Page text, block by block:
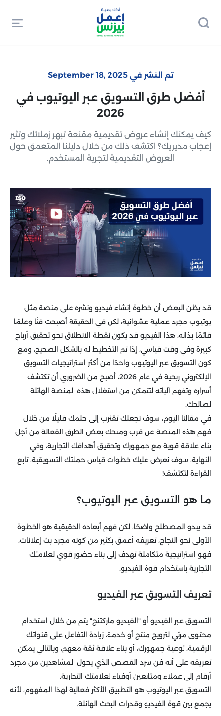
تم النشر في September 18, 2025
أفضل طرق التسويق عبر اليوتيوب في
2026
كيف يمكنك إنشاء عروض تقديمية مقنعة تبهر زملائك وتثير
إعجاب مديريك؟ اكتشف ذلك من خلال دليلنا المتعمق حول
العروض التقديمية لتجربة المستخدم.
قد يظن البعض أن خطوة إنشاء فيديو ونشره على منصة مثل
يوتيوب مجرد عملية عشوائية، لكن في الحقيقة أصبحت فنًا وعلمًا
قائمًا بذاته، هذا الفيديو قد يكون نقطة الانطلاق نحو تحقيق أرباح
كبيرة وفي وقت قياسي، إذا تم التخطيط له بالشكل الصحيح، ومع
كون التسويق عبر اليوتيوب واحدًا من أكثر استراتيجيات التسويق
الإلكتروني ربحية في عام 2026، أصبح من الضروري أن تكتشف
أسراره وتفهم آلياته لتتمكن من استغلال هذه المنصة الهائلة
لصالحك.
في مقالنا اليوم، سوف نجعلك تقترب إلى حلمك قليلًا من خلال
فهم هذه المنصة عن قرب ومنحك بعض الطرق الفعالة من أجل
بناء علاقة قوية مع جمهورك وتحقيق أهدافك التجارية، وفي
النهاية، سوف نعرض عليك خطوات قياس حملتك التسويقية، تابع
القراءة لتكتشف!
ما هو التسويق عبر اليوتيوب؟
قد يبدو المصطلح واضحًا، لكن فهم أبعاده الحقيقية هو الخطوة
الأولى نحو النجاح، تعريفه أعمق بكثير من كونه مجرد بث إعلانات،
فهو استراتيجية متكاملة تهدف إلى بناء حضور قوي لعلامتك
التجارية باستخدام قوة الفيديو.
تعريف التسويق عبر الفيديو
التسويق عبر الفيديو أو "الفيديو ماركتنج" يتم من خلال استخدام
محتوى مرئي لترويج منتج أو خدمة، زيادة التفاعل على قنواتك
الرقمية، توعية جمهورك، أو بناء علاقة ثقة معهم، وبالتالي يمكن
تعريفه على أنه فن سرد القصص الذي يحول المشاهدين من مجرد
أرقام إلى عملاء ومتابعين أوفياء لعلامتك التجارية.
التسويق عبر اليوتيوب هو التطبيق الأكثر فعالية لهذا المفهوم، لأنه
يجمع بين قوة الفيديو وقدرات البحث الهائلة.